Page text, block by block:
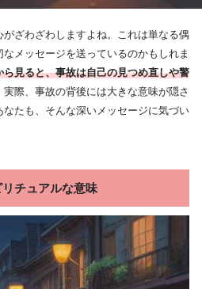
ざわざわしますよね。これは単なる偶
メッセージを送っているのかもしれま
見ると、事故は自己の見つめ直しや警
実際、事故の背後には大きな意味が隠さ
たも、そんな深いメッセージに気づい
チュアルな意味